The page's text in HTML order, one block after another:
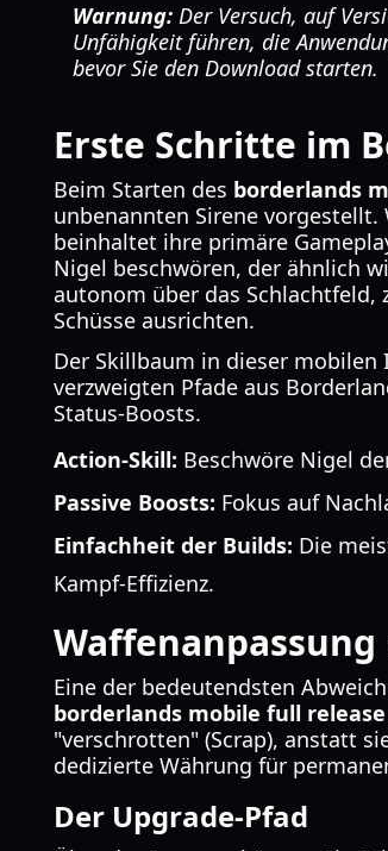
Warnung: Der Versuch, auf
Unfähigkeit führen, die
bevor Sie den Download starten.
Erste Schritte im
Beim Starten des borderlands
unbenannten Sirene
beinhaltet ihre primäre
Nigel beschwören, der ähnlich
autonom über das
Schüsse ausrichten.
Der Skillbaum in dieser
verzweigten Pfade aus
Status-Boosts.
Action-Skill: Beschwöre Nigel
Passive Boosts: Fokus auf
Einfachheit der Builds: Die
Kampf-Effizienz.
Eine der bedeutendsten
borderlands mobile full release
"verschrotten" (Scrap), anstatt
dedizierte Währung für
Der Upgrade-Pfad